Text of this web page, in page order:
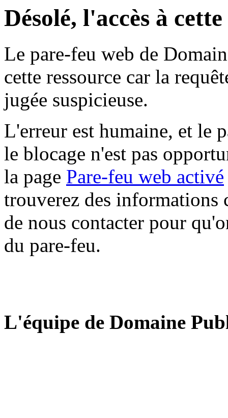
Désolé, l'accès à
Le pare-feu web de
cette ressource car la
jugée suspicieuse.
L'erreur est humaine, et le
le blocage n'est pas
la page Pare-feu web activé
trouverez des informations
de nous contacter pour
du pare-feu.
L'équipe de Domaine